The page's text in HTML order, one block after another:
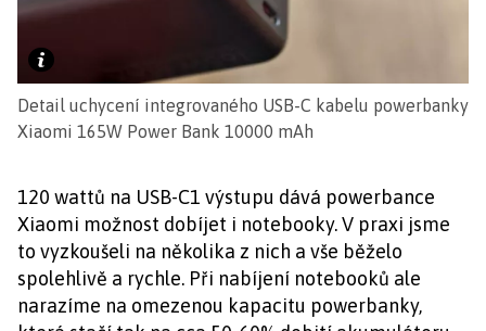
Detail uchycení integrovaného USB-C kabelu powerbanky
Xiaomi 165W Power Bank 10000 mAh
120 wattů na USB-C1 výstupu dává powerbance
Xiaomi možnost dobíjet i notebooky. V praxi jsme
to vyzkoušeli na několika z nich a vše běželo
spolehlivě a rychle. Při nabíjení notebooků ale
narazíme na omezenou kapacitu powerbanky,